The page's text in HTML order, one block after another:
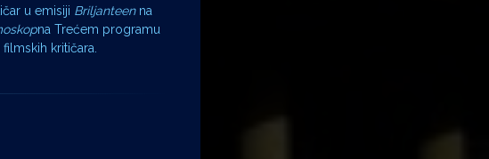
u emisiji Briljanteenna
na Trećem programu
kritičara.